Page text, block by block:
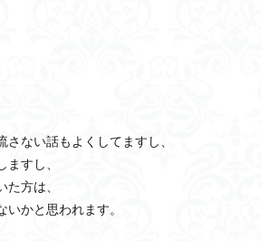
さない話もよくしてますし、
ますし、
方は、
かと思われます。